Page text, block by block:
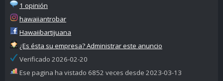
1 opinión
hawaiiantrobar
Hawaiibartijuana
¿Es ésta su empresa? Administrar este anuncio
Verificado 2026-02-20
Ese pagina ha vistado 6852 veces desde 2023-03-13